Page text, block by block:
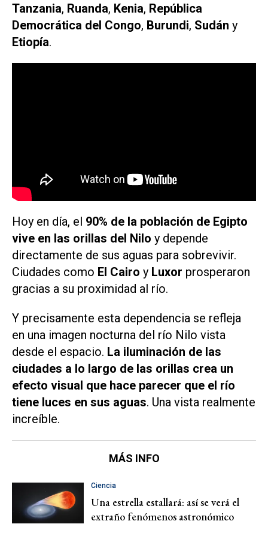
Tanzania, Ruanda, Kenia, República
Democrática del Congo, Burundi, Sudán y
Etiopía.
Hoy en día, el 90% de la población de Egipto
vive en las orillas del Nilo y depende
directamente de sus aguas para sobrevivir.
Ciudades como El Cairo y Luxor prosperaron
gracias a su proximidad al río.
Y precisamente esta dependencia se refleja
en una imagen nocturna del río Nilo vista
desde el espacio. La iluminación de las
ciudades a lo largo de las orillas crea un
efecto visual que hace parecer que el río
tiene luces en sus aguas. Una vista realmente
increíble.
MÁS INFO
Ciencia
Una estrella estallará: así se verá el
extraño fenómenos astronómico